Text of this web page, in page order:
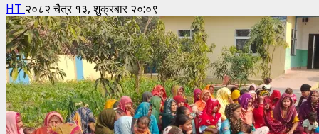
HT २०८२ चैत्र १३, शुक्रबार २०:०९